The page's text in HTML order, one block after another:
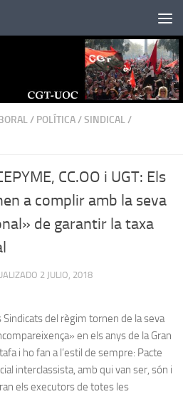
/ POLÍTICA/SINDICAL/
CC.OO i UGT: Els
a complir amb la seva
de garantir la taxa
2 JULIO, 2018
Sindicats del règim tornen de la seva
en els anys de la Gran
i ho fan a l’estil de sempre: Pacte
interclassista, amb qui van ser, són i
els executors de totes les